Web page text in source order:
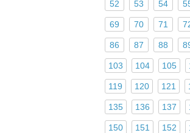
52 53 54
69 70 71
86 87 88
103 104 105
119 120 121
135 136 137
150 151 152